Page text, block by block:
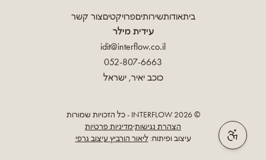
ביתאודותשירותיםפרויקטיםצור קשר
עידית מילר
idit@interflow.co.il
052-807-6663
כוכב יאיר, ישראל
©
2026 INTERFLOW - כל הזכויות שמורות
הצהרת נגישות·מדיניות פרטיות
עיצוב ופיתוח: ליאור הורביץ עיצוב גרפי